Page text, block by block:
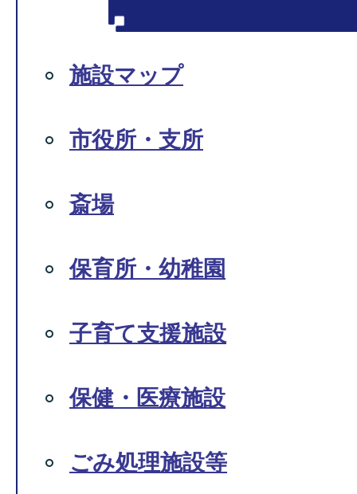
施設マップ
市役所・支所
斎場
保育所・幼稚園
子育て支援施設
保健・医療施設
ごみ処理施設等